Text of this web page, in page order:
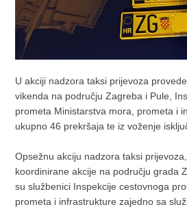
U akciji nadzora taksi prijevoza
vikenda na području Zagreba i Pule,
prometa Ministarstva mora, prometa i
ukupno 46 prekršaja te iz voženje
Opsežnu akciju nadzora taksi
koordinirane akcije na području grada
su službenici Inspekcije cestovnoga
prometa i infrastrukture zajedno sa